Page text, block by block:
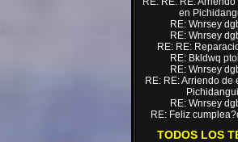
en
RE: Wnrsey
RE: Wnrsey
RE: RE:
RE: Bkldwq
RE: Wnrsey
RE: RE: Arriendo de
Pichidangui
RE: Wnrsey
RE: Feliz
TODOS LOS